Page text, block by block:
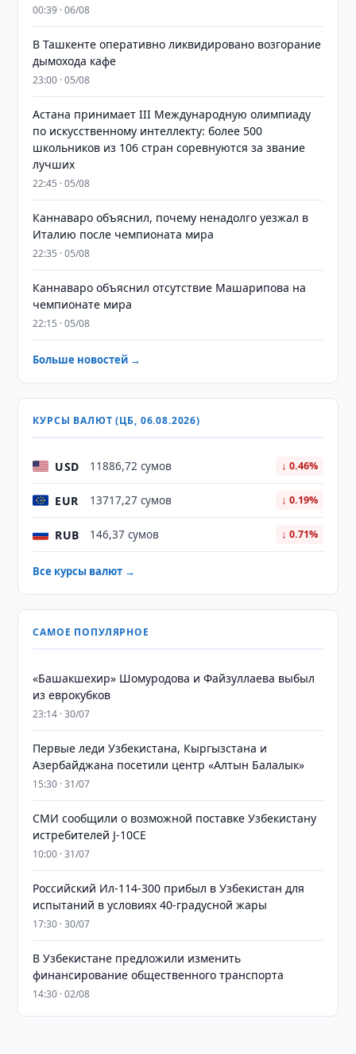
00:39 · 06/08
В Ташкенте оперативно ликвидировано возгорание
дымохода кафе
23:00 · 05/08
Астана принимает III Международную олимпиаду
по искусственному интеллекту: более 500
школьников из 106 стран соревнуются за звание
лучших
22:45 · 05/08
Каннаваро объяснил, почему ненадолго уезжал в
Италию после чемпионата мира
22:35 · 05/08
Каннаваро объяснил отсутствие Машарипова на
чемпионате мира
22:15 · 05/08
Больше новостей →
КУРСЫ ВАЛЮТ (ЦБ, 06.08.2026)
USD 11886,72 сумов ↓ 0.46%
EUR 13717,27 сумов ↓ 0.19%
RUB 146,37 сумов ↓ 0.71%
Все курсы валют →
САМОЕ ПОПУЛЯРНОЕ
«Башакшехир» Шомуродова и Файзуллаева выбыл
из еврокубков
23:14 · 30/07
Первые леди Узбекистана, Кыргызстана и
Азербайджана посетили центр «Алтын Балалык»
15:30 · 31/07
СМИ сообщили о возможной поставке Узбекистану
истребителей J-10CE
10:00 · 31/07
Российский Ил-114-300 прибыл в Узбекистан для
испытаний в условиях 40-градусной жары
17:30 · 30/07
В Узбекистане предложили изменить
финансирование общественного транспорта
14:30 · 02/08